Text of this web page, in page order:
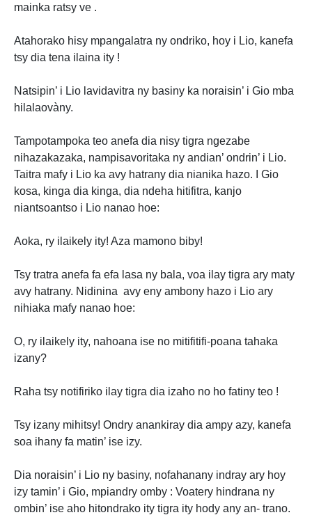
mainka ratsy ve .
Atahorako hisy mpangalatra ny ondriko, hoy i Lio, kanefa
tsy dia tena ilaina ity !
Natsipin’ i Lio lavidavitra ny basiny ka noraisin’ i Gio mba
hilalaovàny.
Tampotampoka teo anefa dia nisy tigra ngezabe
nihazakazaka, nampisavoritaka ny andian’ ondrin’ i Lio.
Taitra mafy i Lio ka avy hatrany dia nianika hazo. I Gio
kosa, kinga dia kinga, dia ndeha hitifitra, kanjo
niantsoantso i Lio nanao hoe:
Aoka, ry ilaikely ity! Aza mamono biby!
Tsy tratra anefa fa efa lasa ny bala, voa ilay tigra ary maty
avy hatrany. Nidinina avy eny ambony hazo i Lio ary
nihiaka mafy nanao hoe:
O, ry ilaikely ity, nahoana ise no mitifitifi-poana tahaka
izany?
Raha tsy notifiriko ilay tigra dia izaho no ho fatiny teo !
Tsy izany mihitsy! Ondry anankiray dia ampy azy, kanefa
soa ihany fa matin’ ise izy.
Dia noraisin’ i Lio ny basiny, nofahanany indray ary hoy
izy tamin’ i Gio, mpiandry omby : Voatery hindrana ny
ombin’ ise aho hitondrako ity tigra ity hody any an- trano.